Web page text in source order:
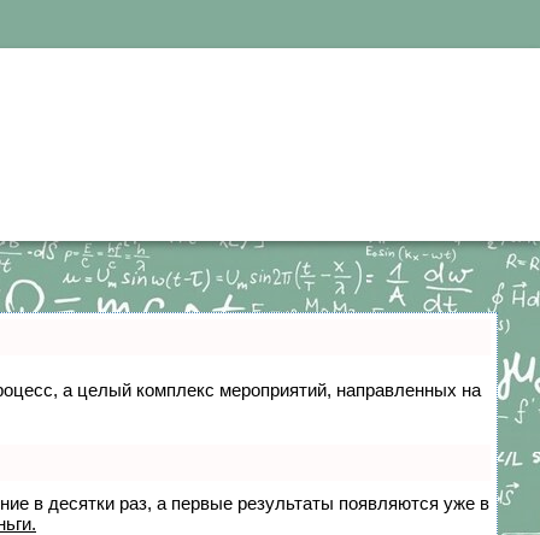
а целый комплекс мероприятий, направленных на
в десятки раз, а первые результаты появляются уже в